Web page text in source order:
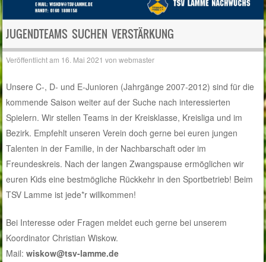
JUGENDTEAMS SUCHEN VERSTÄRKUNG
Veröffentlicht am 16. Mai 2021 vonwebmaster
Unsere C-, D- und E-Junioren (Jahrgänge 2007-2012) sind für die
kommende Saison weiter auf der Suche nach interessierten
Spielern. Wir stellen Teams in der Kreisklasse, Kreisliga und im
Bezirk. Empfehlt unseren Verein doch gerne bei euren jungen
Talenten in der Familie, in der Nachbarschaft oder im
Freundeskreis. Nach der langen Zwangspause ermöglichen wir
euren Kids eine bestmögliche Rückkehr in den Sportbetrieb! Beim
TSV Lamme ist jede*r willkommen!
Bei Interesse oder Fragen meldet euch gerne bei unserem
Koordinator Christian Wiskow.
Mail:wiskow@tsv-lamme.de